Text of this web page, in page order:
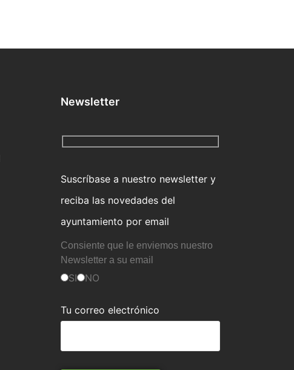
Newsletter
Suscríbase a nuestro newsletter y
reciba las novedades del
ayuntamiento por email
Consiente que le enviemos nuestro
Newsletter a su email
SI NO
Tu correo electrónico